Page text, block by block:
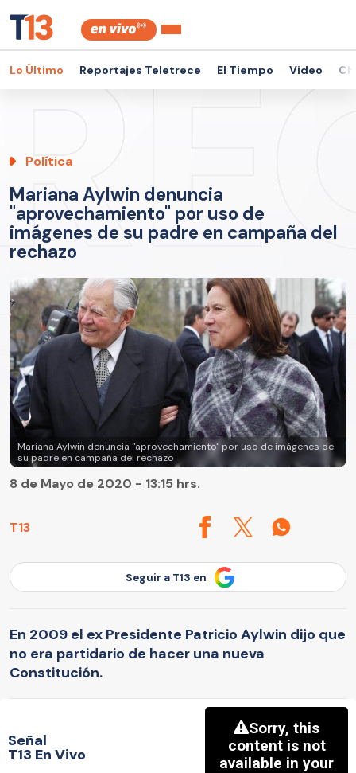
Lo Último Reportajes Teletrece El Tiempo Video
Política
Mariana Aylwin denuncia
"aprovechamiento" por uso de
imágenes de su padre en campaña del
rechazo
Mariana Aylwin denuncia "aprovechamiento" por uso de imágenes de
su padre en campaña del rechazo
T13
8 de Mayo de 2020 - 13:15 hrs.
Seguir a T13 en
En 2009 el ex Presidente Patricio Aylwin dijo que
no era partidario de hacer una nueva
Constitución.
Señal
T13 En Vivo